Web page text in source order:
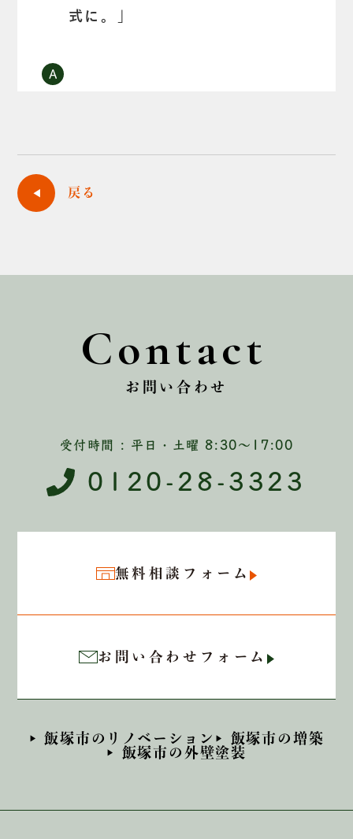
式に。」
戻る
Contact
お問い合わせ
受付時間 : 平日・土曜 8:30〜17:00
0120-28-3323
無料相談フォーム
お問い合わせフォーム
飯塚市のリノベーション
飯塚市の増築
飯塚市の外壁塗装